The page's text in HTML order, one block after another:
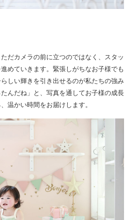
だカメラの前に立つのではなく、スタッ
めていきます。緊張しがちなお子様でも
しい輝きを引き出せるのが私たちの強み
んだね」と、写真を通してお子様の成長
温かい時間をお届けします。